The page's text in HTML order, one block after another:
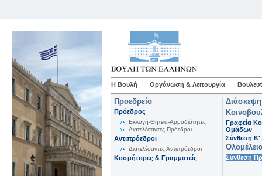
Η Βουλή Οργάνωση & Λειτουργία
Προεδρείο
Πρόεδρος
Εκλογή-Θητεία-Αρμοδιότητες
Διατελέσαντες Πρόεδροι
Αντιπρόεδροι
Διατελέσαντες Αντιπρόεδροι
Κοσμήτορες & Γραμματείς
Γραφεία
Ομάδων
Σύνθεση K'
Σύνθεση